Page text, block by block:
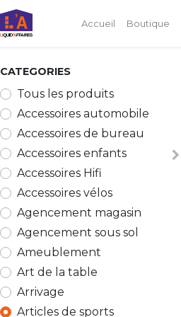
Accueil Boutique
CATEGORIES
Tous les produits
Accessoires automobile
Accessoires de bureau
Accessoires enfants
Accessoires Hifi
Accessoires vélos
Agencement magasin
Agencement sous sol
Ameublement
Art de la table
Arrivage
Articles de sports